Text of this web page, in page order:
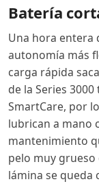
Batería
Una hora entera
autonomía más
carga rápida
de la Series
SmartCare, por
lubrican a mano
mantenimiento
pelo muy grueso
lámina se queda